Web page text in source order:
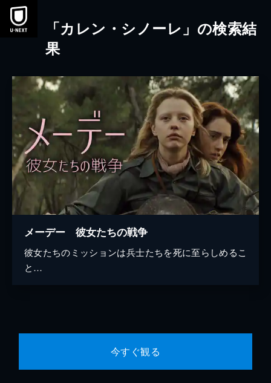
本文へスキップ
「カレン・シノーレ」の検索結
果
メーデー 彼女たちの戦争
彼女たちのミッションは兵士たちを死に至らしめるこ
と…
今すぐ観る